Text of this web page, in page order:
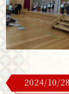
2024/10/28